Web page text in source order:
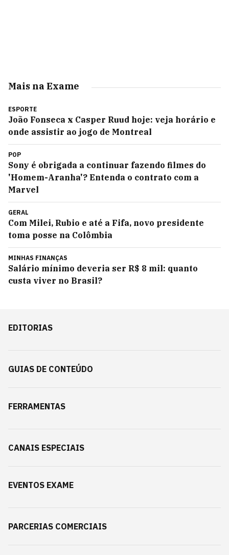
Mais na Exame
ESPORTE
João Fonseca x Casper Ruud hoje: veja horário e
onde assistir ao jogo de Montreal
POP
Sony é obrigada a continuar fazendo filmes do
'Homem-Aranha'? Entenda o contrato com a
Marvel
GERAL
Com Milei, Rubio e até a Fifa, novo presidente
toma posse na Colômbia
MINHAS FINANÇAS
Salário mínimo deveria ser R$ 8 mil: quanto
custa viver no Brasil?
EDITORIAS
GUIAS DE CONTEÚDO
FERRAMENTAS
CANAIS ESPECIAIS
EVENTOS EXAME
PARCERIAS COMERCIAIS